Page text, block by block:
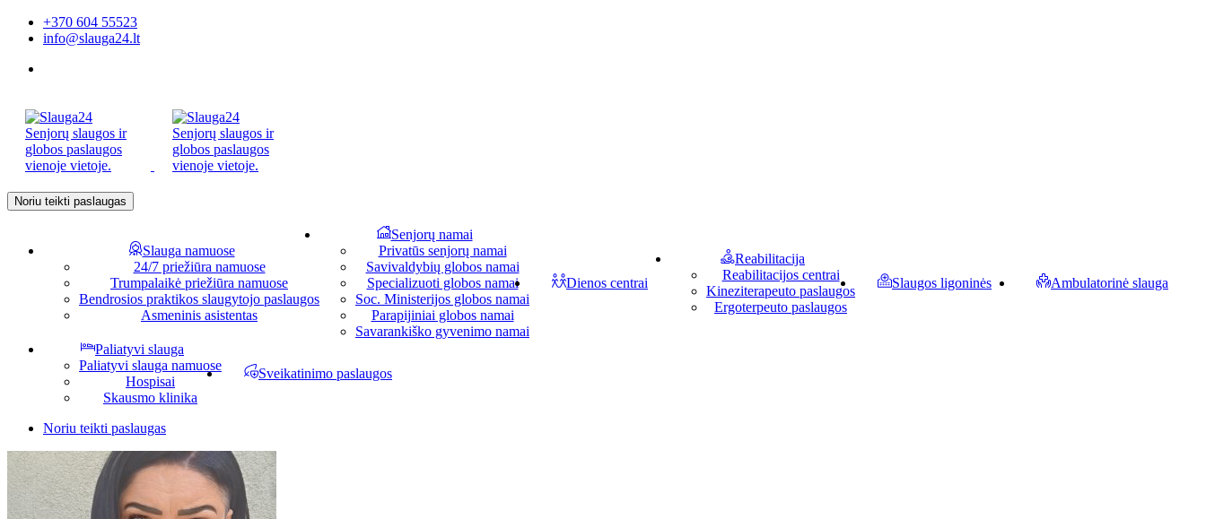
+370 604 55523
info@slauga24.lt
Noriu teikti paslaugas
Slauga namuose
24/7 priežiūra namuose
Trumpalaikė priežiūra namuose
Bendrosios praktikos slaugytojo paslaugos
Asmeninis asistentas
Senjorų namai
Privatūs senjorų namai
Savivaldybių globos namai
Specializuoti globos namai
Soc. Ministerijos globos namai
Parapijiniai globos namai
Savarankiško gyvenimo namai
Dienos centrai
Reabilitacija
Reabilitacijos centrai
Kineziterapeuto paslaugos
Ergoterpeuto paslaugos
Slaugos ligoninės Ambulatorinė slauga
Paliatyvi slauga
Paliatyvi slauga namuose
Hospisai
Skausmo klinika
Sveikatinimo paslaugos
Noriu teikti paslaugas